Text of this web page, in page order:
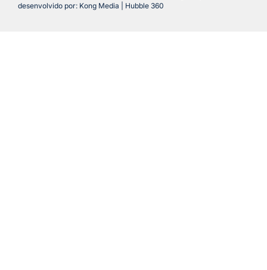
desenvolvido por: Kong Media | Hubble 360